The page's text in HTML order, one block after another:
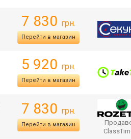
7 830 грн.
Перейти в магазин
5 920 грн.
Перейти в магазин
7 830 грн.
Перейти в магазин